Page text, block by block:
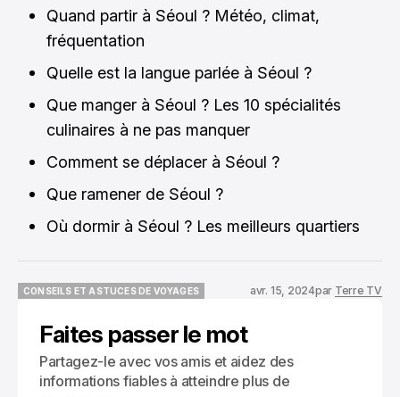
Quand partir à Séoul ? Météo, climat,
fréquentation
Quelle est la langue parlée à Séoul ?
Que manger à Séoul ? Les 10 spécialités
culinaires à ne pas manquer
Comment se déplacer à Séoul ?
Que ramener de Séoul ?
Où dormir à Séoul ? Les meilleurs quartiers
CONSEILS ET ASTUCES DE VOYAGES
avr. 15, 2024par Terre TV
Faites passer le mot
Partagez-le avec vos amis et aidez des
informations fiables à atteindre plus de